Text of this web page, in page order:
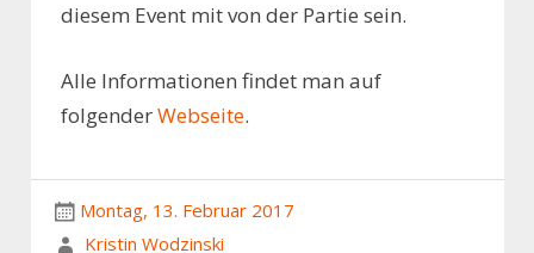
diesem Event mit von der Partie sein.
Alle Informationen findet man auf
folgenderWebseite.
Montag, 13. Februar 2017
Kristin Wodzinski